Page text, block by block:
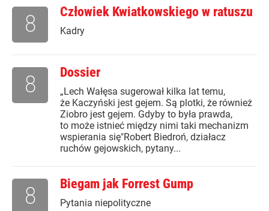
Człowiek Kwiatkowskiego w ratuszu
Kadry
8
Dossier
„Lech Wałęsa sugerował kilka lat temu,
że Kaczyński jest gejem. Są plotki, że również
Ziobro jest gejem. Gdyby to była prawda,
to może istnieć między nimi taki mechanizm
wspierania się"Robert Biedroń, działacz
ruchów gejowskich, pytany...
8
Biegam jak Forrest Gump
Pytania niepolityczne
8